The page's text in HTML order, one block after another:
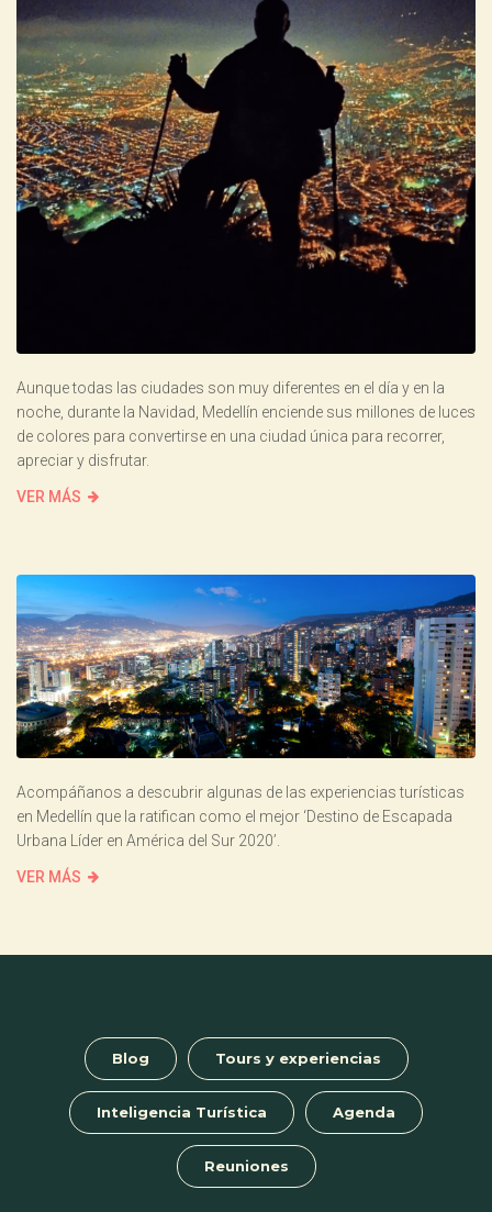
Aunque todas las ciudades son muy diferentes en el día y en la
noche, durante la Navidad, Medellín enciende sus millones de luces
de colores para convertirse en una ciudad única para recorrer,
apreciar y disfrutar.
VER MÁS
Acompáñanos a descubrir algunas de las experiencias turísticas
en Medellín que la ratifican como el mejor ‘Destino de Escapada
Urbana Líder en América del Sur 2020’.
VER MÁS
Blog Tours y experiencias
Inteligencia Turística Agenda
Reuniones